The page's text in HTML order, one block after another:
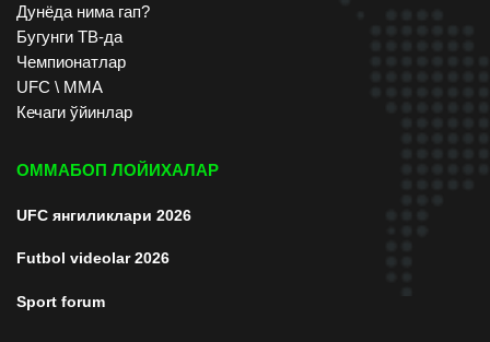
Дунёда нима гап?
Бугунги ТВ-да
Чемпионатлар
UFC \ ММА
Кечаги ўйинлар
ОММАБОП ЛОЙИХАЛАР
UFC янгиликлари 2026
Futbol videolar 2026
Sport forum